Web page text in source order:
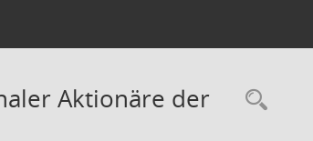
Aktionäre der